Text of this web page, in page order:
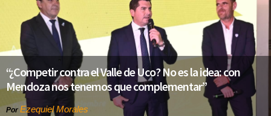
“¿Competir contra el Valle de Uco? No es la idea: con
Mendoza nos tenemos que complementar”
Por Ezequiel Morales